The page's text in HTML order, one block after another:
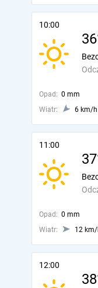
10:00
Opad: 0 mm
Wiatr:
6 km/h
11:00
Opad: 0 mm
Wiatr:
12
12:00